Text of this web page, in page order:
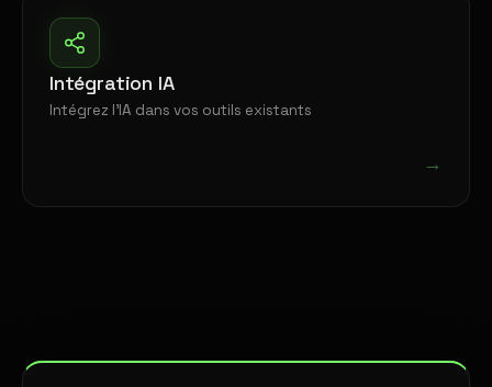
Intégration IA
Intégrez l'IA dans vos outils existants
→